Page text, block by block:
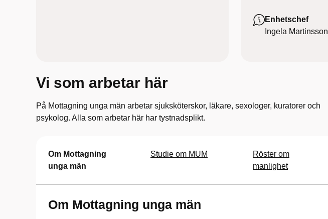
Enhetschef
Ingela Martinsson
Vi som arbetar här
På Mottagning unga män arbetar sjuksköterskor, läkare, sexologer, kuratorer och
psykolog. Alla som arbetar här har tystnadsplikt.
Om Mottagning
unga män
Studie om MUM
Röster om
manlighet
Om Mottagning unga män